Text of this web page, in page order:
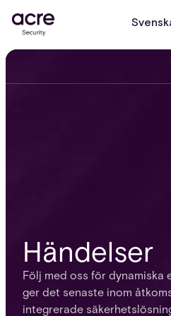
Händelser
Följ med oss för dynamiska
ger det senaste inom
integrerade